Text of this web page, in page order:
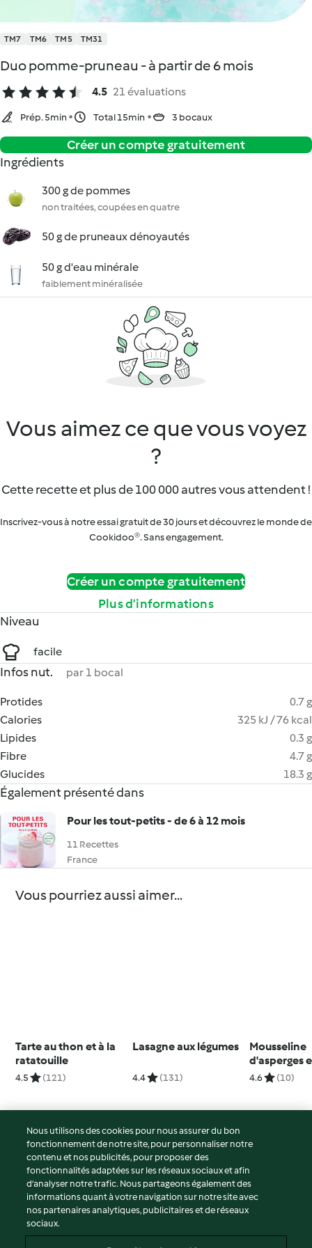
TM7 TM6 TM5 TM31
Duo pomme-pruneau - à partir de 6 mois
4.5 21 évaluations
Prép. 5min Total 15min 3 bocaux
Créer un compte gratuitement
Ingrédients
300 g de pommes
non traitées, coupées en quatre
50 g de pruneaux dénoyautés
50 g d'eau minérale
faiblement minéralisée
Vous aimez ce que vous voyez
?
Cette recette et plus de 100 000 autres vous attendent !
Inscrivez-vous à notre essai gratuit de 30 jours et découvrez le monde de
Cookidoo®. Sans engagement.
Créer un compte gratuitement
Plus d’informations
Niveau
facile
Infos nut. par 1 bocal
Protides
0.7 g
Calories
325 kJ / 76 kcal
Lipides
0.3 g
Fibre
4.7 g
Glucides
18.3 g
Également présenté dans
Pour les tout-petits - de 6 à 12 mois
11 Recettes
France
Vous pourriez aussi aimer...
Tarte au thon et à la
ratatouille
4.5 (121)
Lasagne aux légumes
4.4 (131)
Mousseline
d'asperges
dinde -
4.6 (10)
© Copyright 2026
Conditions d'utilisation
Politique de confidentialité
Non-responsabilité
Mentions légales
Nous utilisons des cookies pour nous assurer du bon
fonctionnement de notre site, pour personnaliser notre
contenu et nos publicités, pour proposer des
fonctionnalités adaptées sur les réseaux sociaux et afin
d’analyser notre trafic. Nous partageons également des
informations quant à votre navigation sur notre site avec
nos partenaires analytiques, publicitaires et de réseaux
sociaux.